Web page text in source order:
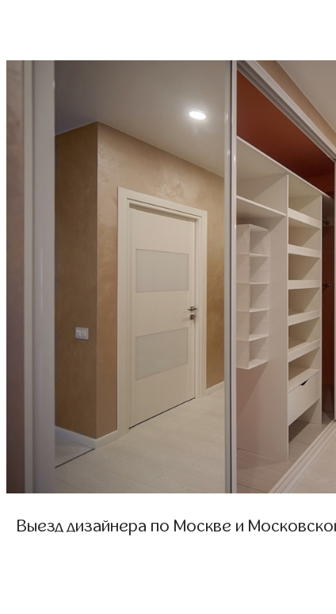
Выезд дизайнера по Москве и